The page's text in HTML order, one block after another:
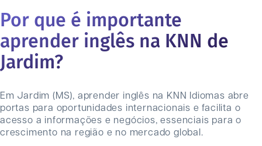
Por que é importante
aprender inglês na KNN de
Jardim?
Em Jardim (MS), aprender inglês na KNN Idiomas abre
portas para oportunidades internacionais e facilita o
acesso a informações e negócios, essenciais para o
crescimento na região e no mercado global.